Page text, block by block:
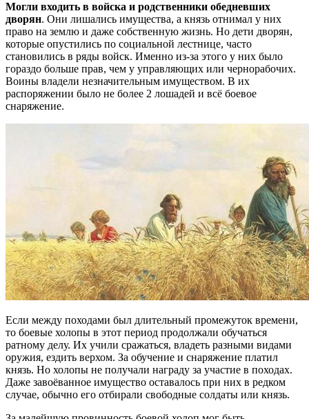
Могли входить в войска и родственники обедневших
дворян. Они лишались имущества, а князь отнимал у них
право на землю и даже собственную жизнь. Но дети дворян,
которые опустились по социальной лестнице, часто
становились в ряды войск. Именно из-за этого у них было
гораздо больше прав, чем у управляющих или чернорабочих.
Воины владели незначительным имуществом. В их
распоряжении было не более 2 лошадей и всё боевое
снаряжение.
Если между походами был длительный промежуток времени,
то боевые холопы в этот период продолжали обучаться
ратному делу. Их учили сражаться, владеть разными видами
оружия, ездить верхом. За обучение и снаряжение платил
князь. Но холопы не получали награду за участие в походах.
Даже завоёванное имущество оставалось при них в редком
случае, обычно его отбирали свободные солдаты или князь.